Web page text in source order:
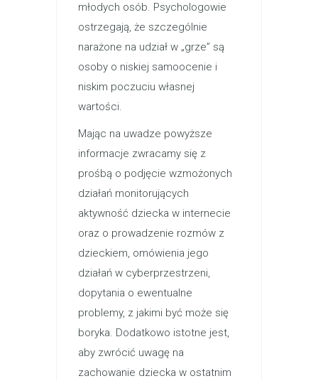
młodych osób. Psychologowie
ostrzegają, że szczególnie
narażone na udział w „grze” są
osoby o niskiej samoocenie i
niskim poczuciu własnej
wartości.
Mając na uwadze powyższe
informacje zwracamy się z
prośbą o podjęcie wzmożonych
działań monitorujących
aktywność dziecka w internecie
oraz o prowadzenie rozmów z
dzieckiem, omówienia jego
działań w cyberprzestrzeni,
dopytania o ewentualne
problemy, z jakimi być może się
boryka. Dodatkowo istotne jest,
aby zwrócić uwagę na
zachowanie dziecka w ostatnim